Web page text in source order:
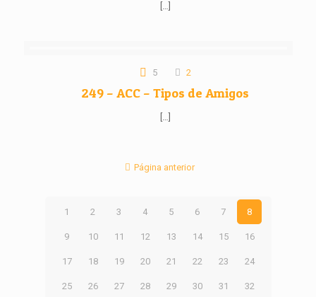
[…]
5 2
249 – ACC – Tipos de Amigos
[…]
Página anterior
1 2 3 4 5 6 7 8
9 10 11 12 13 14 15 16
17 18 19 20 21 22 23 24
25 26 27 28 29 30 31 32